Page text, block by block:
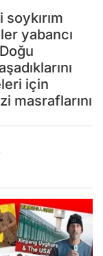
yabancı
için
masraflarını